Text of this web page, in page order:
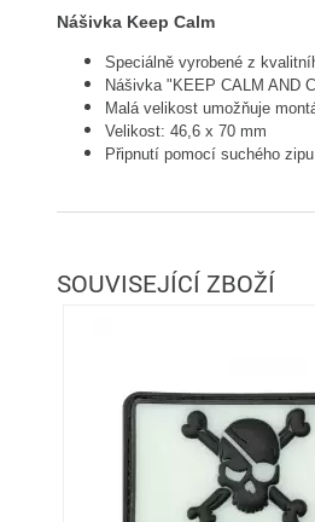
Nášivka Keep Calm
Speciálně vyrobené z
Nášivka " KEEP CALM AND
Malá velikost umožňuje
Velikost: 46,6 x 70 mm
Připnutí pomocí suchého zipu
SOUVISEJÍCÍ ZBOŽÍ